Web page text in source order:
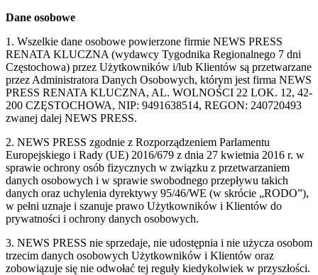
Dane osobowe
1. Wszelkie dane osobowe powierzone firmie NEWS PRESS
RENATA KLUCZNA (wydawcy Tygodnika Regionalnego 7 dni
Częstochowa) przez Użytkowników i/lub Klientów są przetwarzane
przez Administratora Danych Osobowych, którym jest firma NEWS
PRESS RENATA KLUCZNA, AL. WOLNOŚCI 22 LOK. 12, 42-
200 CZĘSTOCHOWA, NIP: 9491638514, REGON: 240720493
zwanej dalej NEWS PRESS.
2. NEWS PRESS zgodnie z Rozporządzeniem Parlamentu
Europejskiego i Rady (UE) 2016/679 z dnia 27 kwietnia 2016 r. w
sprawie ochrony osób fizycznych w związku z przetwarzaniem
danych osobowych i w sprawie swobodnego przepływu takich
danych oraz uchylenia dyrektywy 95/46/WE (w skrócie „RODO”),
w pełni uznaje i szanuje prawo Użytkowników i Klientów do
prywatności i ochrony danych osobowych.
3. NEWS PRESS nie sprzedaje, nie udostępnia i nie użycza osobom
trzecim danych osobowych Użytkowników i Klientów oraz
zobowiązuje się nie odwołać tej reguły kiedykolwiek w przyszłości.